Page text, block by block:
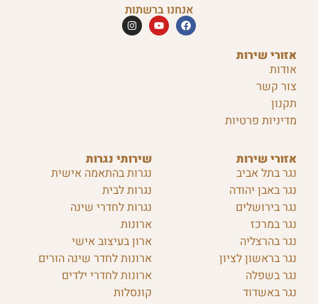
שירותי נגרות
נגרות בהתאמה אישית
נגרות לבית
נגרות לחדרי שינה
ארונות
ארון בעיצוב אישי
ארונות לחדר שינה הורים
ארונות לחדרי ילדים
קונסלות
אזורי שירות
נגר בתל אביב
נגר באבן יהודה
נגר בירושלים
נגר במרכז
נגר בהרצליה
נגר בראשון לציון
נגר בשפלה
נגר באשדוד
אזורי שירות
אודות
צור קשר
תקנון
מדיניות פרטיות
אנחנו ברשתות